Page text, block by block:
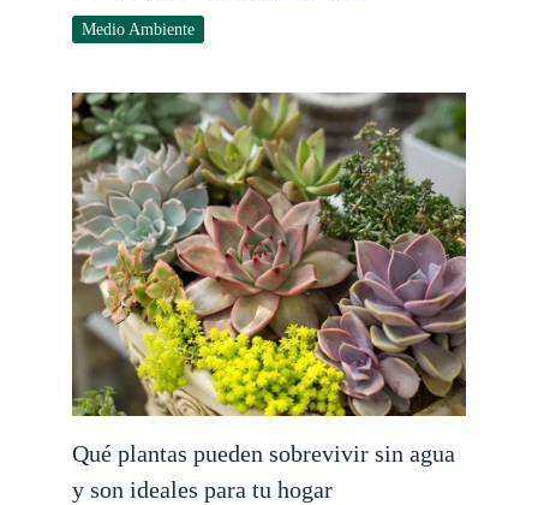
Medio Ambiente
Qué plantas pueden sobrevivir sin agua
y son ideales para tu hogar